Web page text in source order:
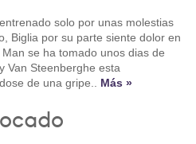
solo por unas molestias
Biglia por su parte siente dolor en
se ha tomado unos dias de
Van Steenberghe esta
de una gripe.. Más »